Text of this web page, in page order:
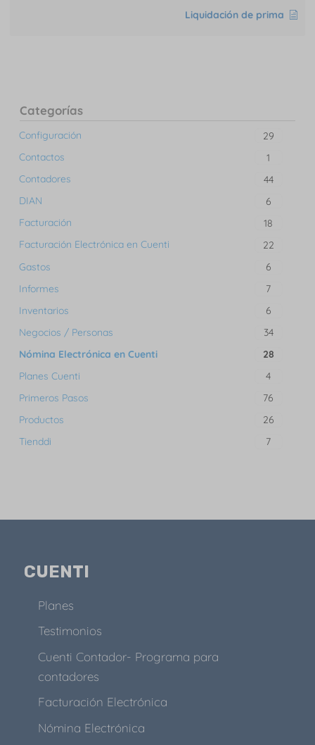
Liquidación de prima
Categorías
Configuración
29
Contactos
1
Contadores
44
DIAN
6
Facturación
18
Facturación Electrónica en Cuenti
22
Gastos
6
Informes
7
Inventarios
6
Negocios / Personas
34
Nómina Electrónica en Cuenti
28
Planes Cuenti
4
Primeros Pasos
76
Productos
26
Tienddi
7
CUENTI
Planes
Testimonios
Cuenti Contador- Programa para
contadores
Facturación Electrónica
Nómina Electrónica